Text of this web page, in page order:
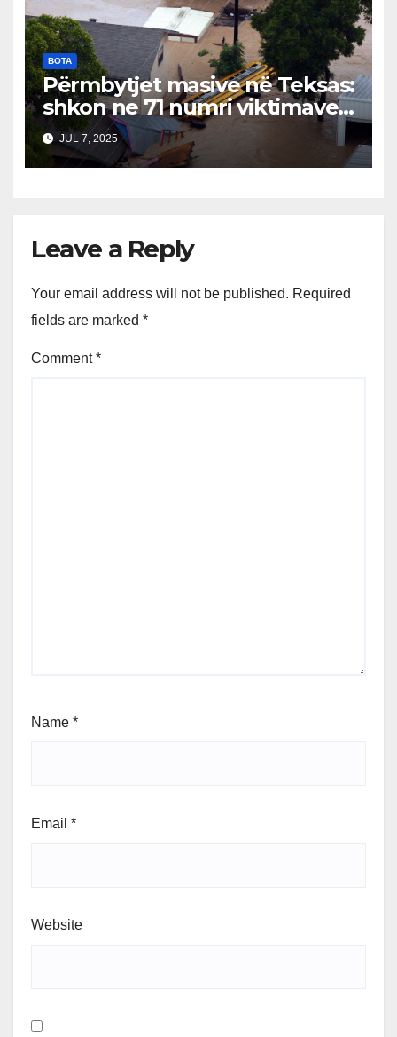
BOTA
Përmbytjet masive në Teksas:
shkon ne 71 numri viktimave…
JUL 7, 2025
Leave a Reply
Your email address will not be published. Required
fields are marked *
Comment*
Name *
Email *
Website